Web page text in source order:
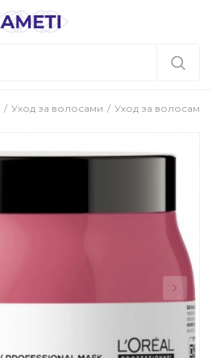
Уход за волосами Уход за волосами